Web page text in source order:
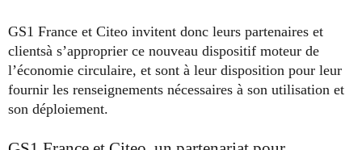
GS1 France et Citeo invitent donc leurs partenaires et
clientsà s’approprier ce nouveau dispositif moteur de
l’économie circulaire, et sont à leur disposition pour leur
fournir les renseignements nécessaires à son utilisation et
son déploiement.